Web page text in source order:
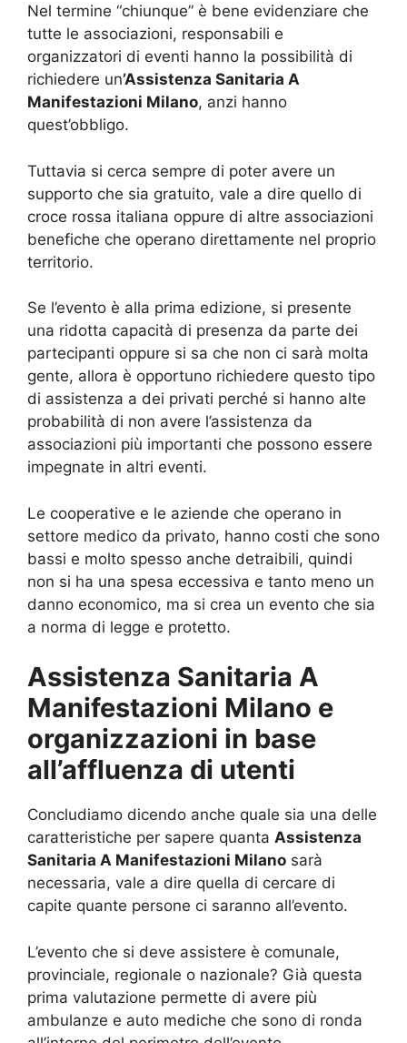
Nel termine “chiunque” è bene evidenziare che
tutte le associazioni, responsabili e
organizzatori di eventi hanno la possibilità di
richiedere un’Assistenza Sanitaria A
Manifestazioni Milano, anzi hanno
quest’obbligo.
Tuttavia si cerca sempre di poter avere un
supporto che sia gratuito, vale a dire quello di
croce rossa italiana oppure di altre associazioni
benefiche che operano direttamente nel proprio
territorio.
Se l’evento è alla prima edizione, si presente
una ridotta capacità di presenza da parte dei
partecipanti oppure si sa che non ci sarà molta
gente, allora è opportuno richiedere questo tipo
di assistenza a dei privati perché si hanno alte
probabilità di non avere l’assistenza da
associazioni più importanti che possono essere
impegnate in altri eventi.
Le cooperative e le aziende che operano in
settore medico da privato, hanno costi che sono
bassi e molto spesso anche detraibili, quindi
non si ha una spesa eccessiva e tanto meno un
danno economico, ma si crea un evento che sia
a norma di legge e protetto.
Assistenza Sanitaria A
Manifestazioni Milano e
organizzazioni in base
all’affluenza di utenti
Concludiamo dicendo anche quale sia una delle
caratteristiche per sapere quanta Assistenza
Sanitaria A Manifestazioni Milano sarà
necessaria, vale a dire quella di cercare di
capite quante persone ci saranno all’evento.
L’evento che si deve assistere è comunale,
provinciale, regionale o nazionale? Già questa
prima valutazione permette di avere più
ambulanze e auto mediche che sono di ronda